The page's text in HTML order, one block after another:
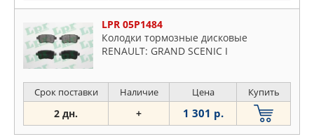
LPR 05P1484
Колодки тормозные дисковые
RENAULT: GRAND SCENIC I
Срок поставки Наличие Цена Купить
2 дн. + 1 301 р.